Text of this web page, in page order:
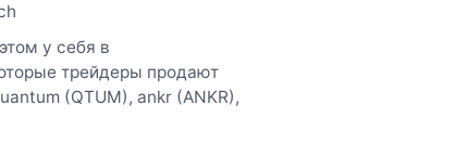
у себя в
трейдеры продают
(QTUM), ankr (ANKR),